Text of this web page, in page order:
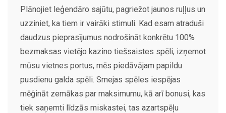
Plānojiet leģendāro sajūtu, pagriežot jaunos ruļļus un
uzziniet, ka tiem ir vairāki stimuli. Kad esam atraduši
daudzus pieprasījumus nodrošināt konkrētu 100%
bezmaksas vietējo kazino tiešsaistes spēli, izņemot
mūsu vietnes portus, mēs piedāvājam papildu
pusdienu galda spēli. Smejas spēles iespējas
mēģināt zemākas par maksimumu, kā arī bonusi, kas
tiek saņemti līdzās miskastei, tas azartspēļu